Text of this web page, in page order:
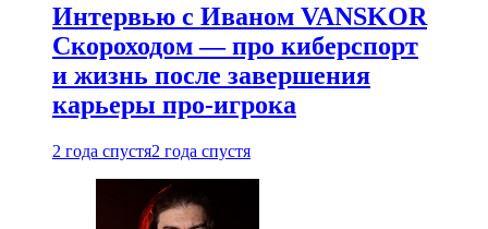
Интервью с Иваном VANSKOR
Скороходом — про киберспорт
и жизнь после завершения
карьеры про-игрока
2 года спустя2 года спустя